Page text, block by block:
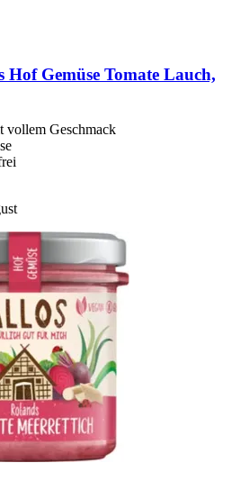
Hof Gemüse Tomate Lauch,
vollem Geschmack